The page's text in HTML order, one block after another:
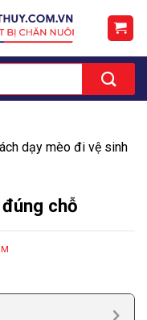
dạy mèo đi vệ sinh
chỗ